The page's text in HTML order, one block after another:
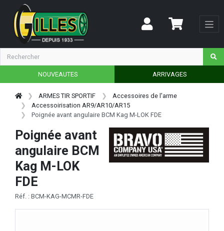
NOUVEAUTES ARRIVAGES
ARMES TIR SPORTIF
Accessoires de l'arme
Accessoirisation AR9/AR10/AR15
Poignée avant angulaire BCM Kag M-LOK FDE
Poignée avant
angulaire BCM
Kag M-LOK
FDE
Réf. : BCM-KAG-MCMR-FDE